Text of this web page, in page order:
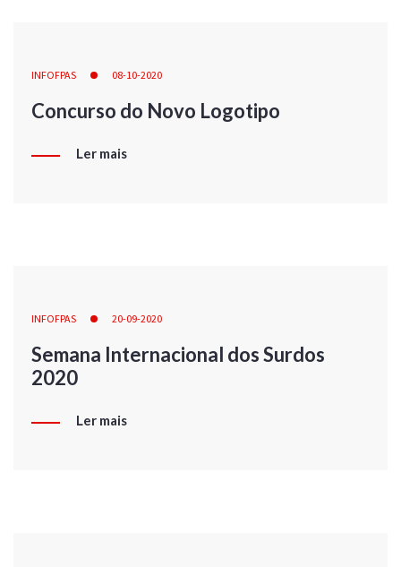
INFOFPAS 08-10-2020
Concurso do Novo Logotipo
Ler mais
INFOFPAS 20-09-2020
Semana Internacional dos Surdos
2020
Ler mais